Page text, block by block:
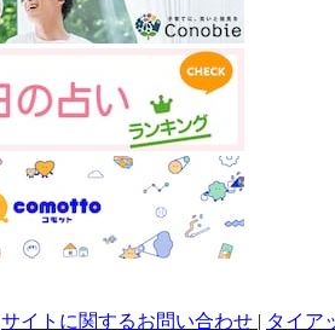
サイトに関するお問い合わせ | タイア